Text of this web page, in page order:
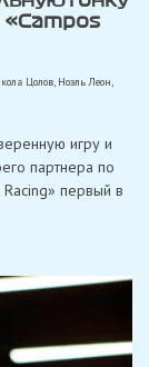
Цолов, Ноэль Леон
игру и
партнера по
первый в